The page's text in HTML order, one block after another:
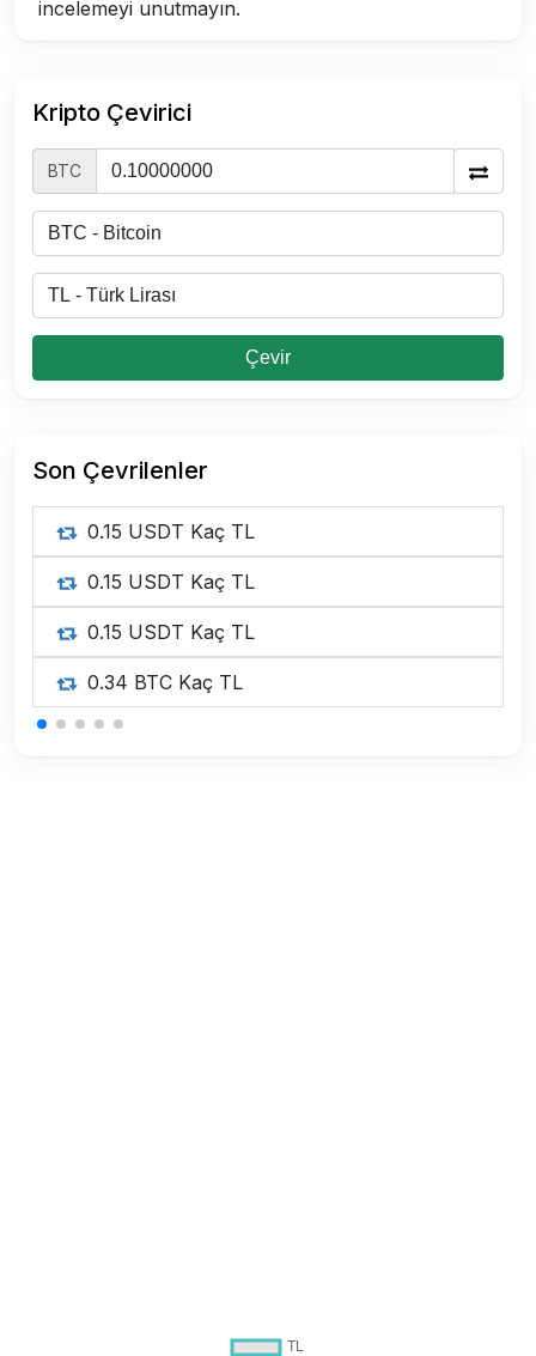
incelemeyi unutmayın.
Kripto Çevirici
BTC
Çevir
Son Çevrilenler
0.15 USDT Kaç TL
0.15 USDT Kaç TL
0.15 USDT Kaç TL
0.34 BTC Kaç TL